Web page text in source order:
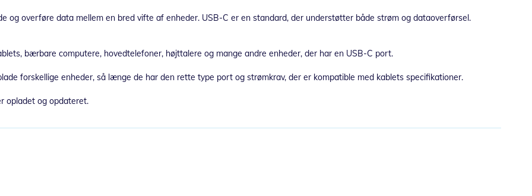
og overføre data mellem en bred vifte af enheder. USB-C er en standard, der understøtter både strøm og dataoverførsel.
bærbare computere, hovedtelefoner, højttalere og mange andre enheder, der har en USB-C port.
forskellige enheder, så længe de har den rette type port og strømkrav, der er kompatible med kablets specifikationer.
opladet og opdateret.